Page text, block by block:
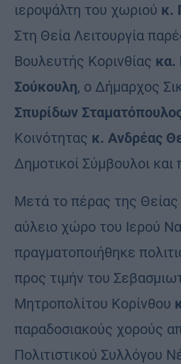
ιεροψάλτη του χωριού κ.
Στη Θεία Λειτουργία
Βουλευτής Κορινθίας κα.
Σούκουλη, ο Δήμαρχος
Σπυρίδων
Κοινότητας κ. Ανδρέας
Δημοτικοί Σύμβουλοι
Μετά το πέρας της Θείας
αύλειο χώρο του Ιερού
πραγματοποιήθηκε
προς τιμήν του
Μητροπολίτου Κορίνθου
παραδοσιακούς χορούς
Πολιτιστικού Συλλόγου